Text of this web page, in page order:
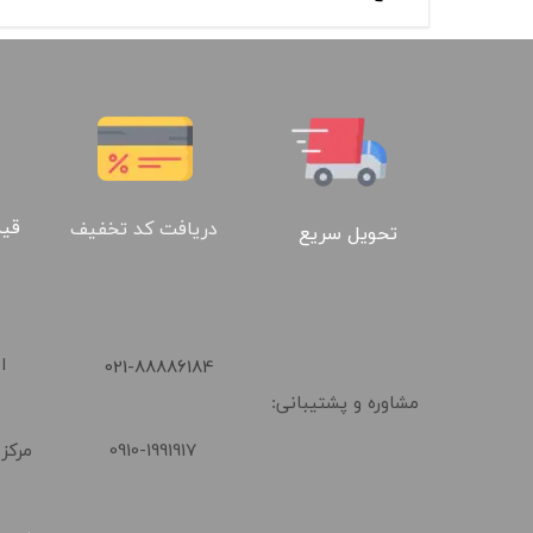
تحویل سریع دریافت کد تخفیف
مشاوره و پشتیبانی:
​021-88886184
0910-1991917